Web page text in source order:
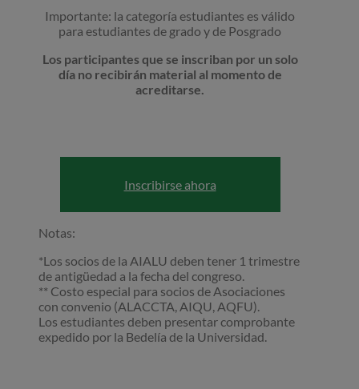
Importante: la categoría estudiantes es válido
para estudiantes de grado y de Posgrado
Los participantes que se inscriban por un solo
día no recibirán material al momento de
acreditarse.
Inscribirse ahora
Notas:
*Los socios de la AIALU deben tener 1 trimestre
de antigüedad a la fecha del congreso.
** Costo especial para socios de Asociaciones
con convenio (ALACCTA, AIQU, AQFU).
Los estudiantes deben presentar comprobante
expedido por la Bedelía de la Universidad.